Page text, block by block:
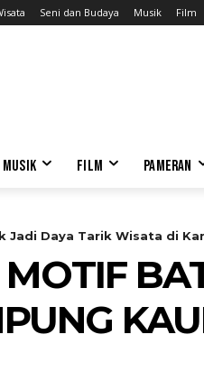
Seni dan Budaya Musik Film
MUSIK FILM PAMERAN
Jadi Daya Tarik Wisata di